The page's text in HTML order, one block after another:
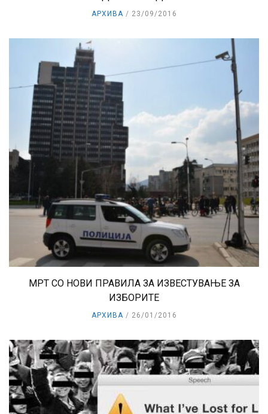
АРХИВА 23/09/2016
МРТ СО НОВИ ПРАВИЛА ЗА ИЗВЕСТУВАЊЕ ЗА
ИЗБОРИТЕ
АРХИВА 26/01/2016